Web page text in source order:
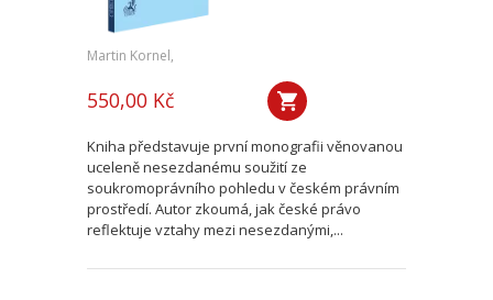
Martin Kornel,
550,00 Kč
Kniha představuje první monografii věnovanou
uceleně nesezdanému soužití ze
soukromoprávního pohledu v českém právním
prostředí. Autor zkoumá, jak české právo
reflektuje vztahy mezi nesezdanými,...